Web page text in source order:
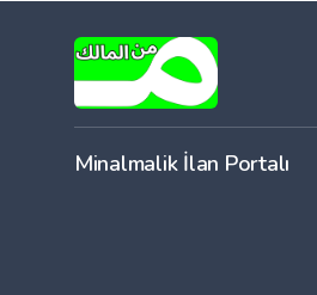
Minalmalik İlan Portalı